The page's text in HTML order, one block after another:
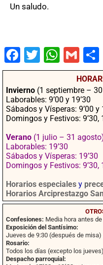
Un saludo.
Fac
ebo
ok
Twit
ter
Wha
tsA
pp
Gm
ail
Invierno (1 septiembre –
Laborables: 9’00 y 19’30
Sábados y Vísperas: 9’00 y
Domingos y Festivos: 9’30,
Verano (1 julio – 31
Laborables: 19’30
Sábados y Vísperas: 19’30
Domingos y Festivos: 9’30,
Horarios especiales y
Horarios Arciprestazgo
Confesiones: Media hora antes
Exposición del Santísimo:
Jueves de 9:30 (después de misa)
Rosario:
Todos los días (excepto los
Despacho parroquial: